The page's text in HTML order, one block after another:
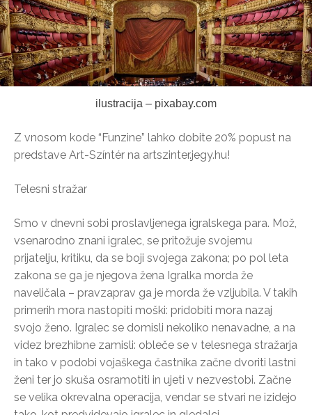
ilustracija – pixabay.com
Z vnosom kode “Funzine” lahko dobite 20% popust na
predstave Art-Színtér na artszinter.jegy.hu!
Telesni stražar
Smo v dnevni sobi proslavljenega igralskega para. Mož,
vsenarodno znani igralec, se pritožuje svojemu
prijatelju, kritiku, da se boji svojega zakona; po pol leta
zakona se ga je njegova žena Igralka morda že
naveličala – pravzaprav ga je morda že vzljubila. V takih
primerih mora nastopiti moški: pridobiti mora nazaj
svojo ženo. Igralec se domisli nekoliko nenavadne, a na
videz brezhibne zamisli: obleče se v telesnega stražarja
in tako v podobi vojaškega častnika začne dvoriti lastni
ženi ter jo skuša osramotiti in ujeti v nezvestobi. Začne
se velika okrevalna operacija, vendar se stvari ne izidejo